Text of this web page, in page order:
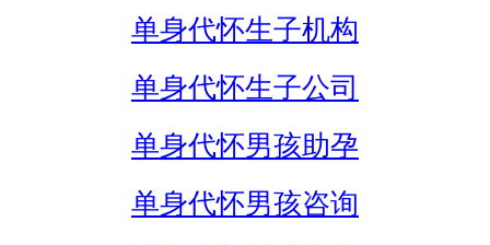
单身代怀生子机构
单身代怀生子公司
单身代怀男孩助孕
单身代怀男孩咨询